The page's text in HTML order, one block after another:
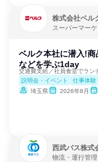
株式会社ベル
スーパーマー
ベルク本社に潜入!
などを学ぶ1day
交通費支給／社員食堂でラン
説明会・イベント
仕事体験
埼玉県
2026年8月
西武バス株式
物流・運行管